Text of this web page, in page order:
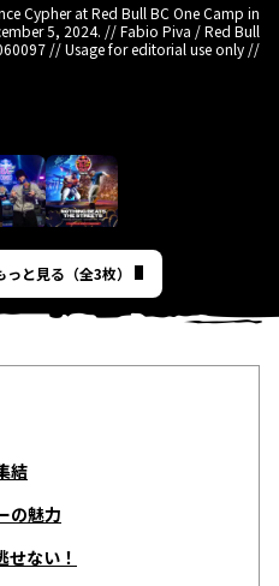
と見る（全3枚）
Cypher at Red Bull BC One Camp in
5, 2024. // Fabio Piva / Red Bull
// Usage for editorial use only //
結
の魅力
せない！